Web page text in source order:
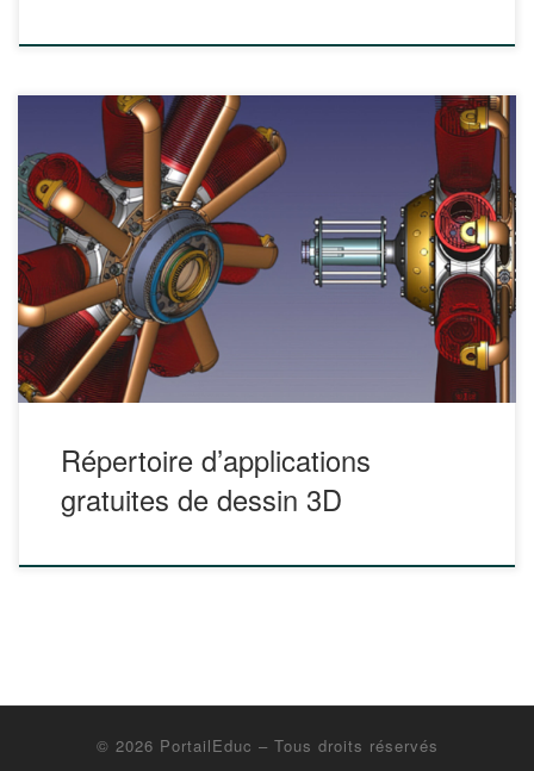
Le site ThotCursus propose un article sur des applications
pour créer et imprimer en 3D.
https://cursus.edu/technologies/42130/repertoire-
dapplications-gratuites-de-dessin-3d Ce répertoire des
applications gratuites de dessin 3D pourra vous aider à
découvrir la création et l’impression 3D. Vous avez déjà
joué avec de la plasticine ? Vous pouvez alors faire du
dessin […]
Répertoire d’applications
gratuites de dessin 3D
© 2026 PortailEduc – Tous droits réservés